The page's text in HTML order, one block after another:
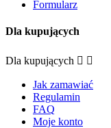
Formularz
Dla kupujących
Dla kupujących  
Jak zamawiać
Regulamin
FAQ
Moje konto